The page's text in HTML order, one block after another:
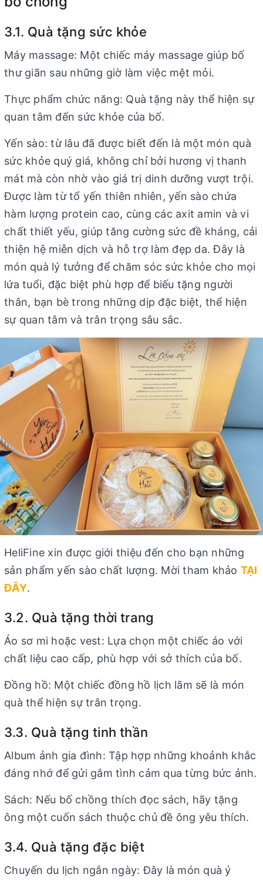
3.1. Quà tặng sức khỏe
Máy massage: Một chiếc máy massage giúp bố
thư giãn sau những giờ làm việc mệt mỏi.
Thực phẩm chức năng: Quà tặng này thể hiện sự
quan tâm đến sức khỏe của bố.
Yến sào: từ lâu đã được biết đến là một món quà
sức khỏe quý giá, không chỉ bởi hương vị thanh
mát mà còn nhờ vào giá trị dinh dưỡng vượt trội.
Được làm từ tổ yến thiên nhiên, yến sào chứa
hàm lượng protein cao, cùng các axit amin và vi
chất thiết yếu, giúp tăng cường sức đề kháng, cải
thiện hệ miễn dịch và hỗ trợ làm đẹp da. Đây là
món quà lý tưởng để chăm sóc sức khỏe cho mọi
lứa tuổi, đặc biệt phù hợp để biếu tặng người
thân, bạn bè trong những dịp đặc biệt, thể hiện
sự quan tâm và trân trọng sâu sắc.
HeliFine xin được giới thiệu đến cho bạn những
sản phẩm yến sào chất lượng. Mời tham khảo TẠI
ĐÂY.
3.2. Quà tặng thời trang
Áo sơ mi hoặc vest: Lựa chọn một chiếc áo với
chất liệu cao cấp, phù hợp với sở thích của bố.
Đồng hồ: Một chiếc đồng hồ lịch lãm sẽ là món
quà thể hiện sự trân trọng.
3.3. Quà tặng tinh thần
Album ảnh gia đình: Tập hợp những khoảnh khắc
đáng nhớ để gửi gắm tình cảm qua từng bức ảnh.
Sách: Nếu bố chồng thích đọc sách, hãy tặng
ông một cuốn sách thuộc chủ đề ông yêu thích.
3.4. Quà tặng đặc biệt
Chuyến du lịch ngắn ngày: Đây là món quà ý